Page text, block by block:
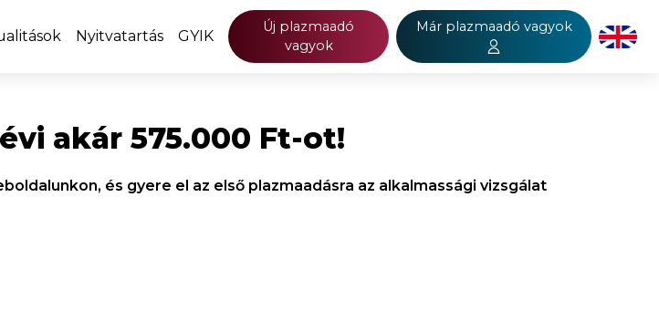
Nyitvatartás GYIK
Új plazmaadó
vagyok
Már plazmaadó vagyok
akár 575.000 Ft-ot!
és gyere el az első plazmaadásra az alkalmassági vizsgálat